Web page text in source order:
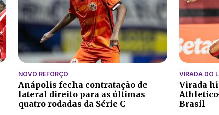
NOVO REFORÇO
Anápolis fecha contratação de
lateral direito para as últimas
quatro rodadas da Série C
VIRADA DO
Virada
Brasil